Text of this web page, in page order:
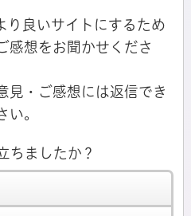
り良いサイトにするため
感想をお聞かせくださ
見・ご感想には返信でき
い。
ちましたか？